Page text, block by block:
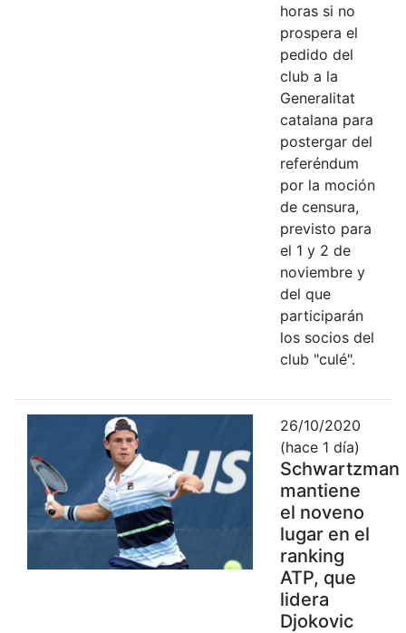
horas si no
prospera el
pedido del
club a la
Generalitat
catalana para
postergar del
referéndum
por la moción
de censura,
previsto para
el 1 y 2 de
noviembre y
del que
participarán
los socios del
club "culé".
26/10/2020
(hace 1 día)
Schwartzman
mantiene
el noveno
lugar en el
ranking
ATP, que
lidera
Djokovic